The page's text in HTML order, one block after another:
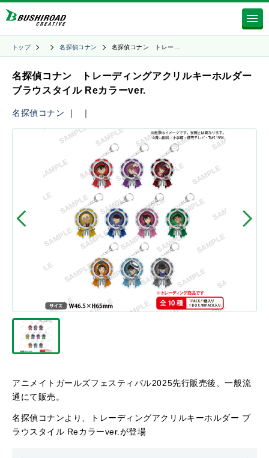
トップ 名探偵コナン 名探偵コナン トレー…
名探偵コナン トレーディングアクリルキーホルダー
ブラウスタイル Reカラーver.
名探偵コナン ｜ ｜
アニメイトガールズフェスティバル2025先行販売後、一般流
通にて販売。
名探偵コナンより、トレーディングアクリルキーホルダー ブ
ラウスタイル Reカラーver.が登場